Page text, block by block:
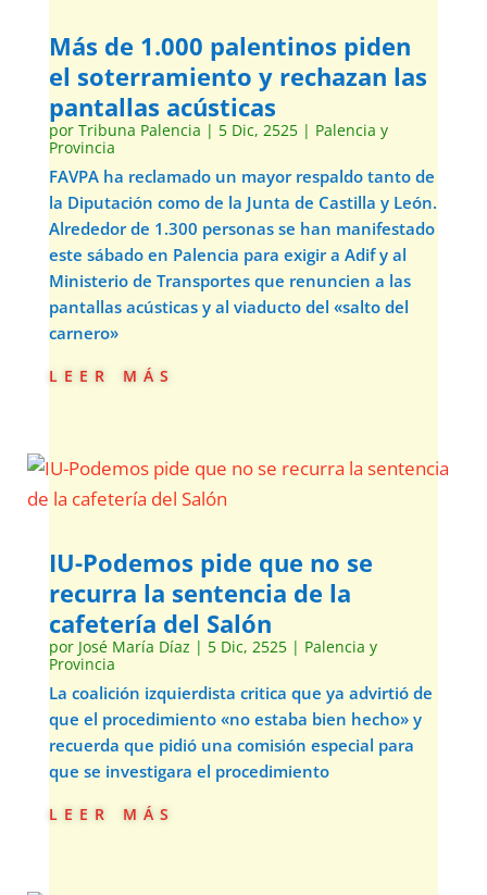
Más de 1.000 palentinos piden
el soterramiento y rechazan las
pantallas acústicas
por Tribuna Palencia | 5 Dic, 2525| Palencia y
Provincia
FAVPA ha reclamado un mayor respaldo tanto de
la Diputación como de la Junta de Castilla y León.
Alrededor de 1.300 personas se han manifestado
este sábado en Palencia para exigir a Adif y al
Ministerio de Transportes que renuncien a las
pantallas acústicas y al viaducto del «salto del
carnero»
leer más
IU-Podemos pide que no se
recurra la sentencia de la
cafetería del Salón
por José María Díaz | 5 Dic, 2525| Palencia y
Provincia
La coalición izquierdista critica que ya advirtió de
que el procedimiento «no estaba bien hecho» y
recuerda que pidió una comisión especial para
que se investigara el procedimiento
leer más